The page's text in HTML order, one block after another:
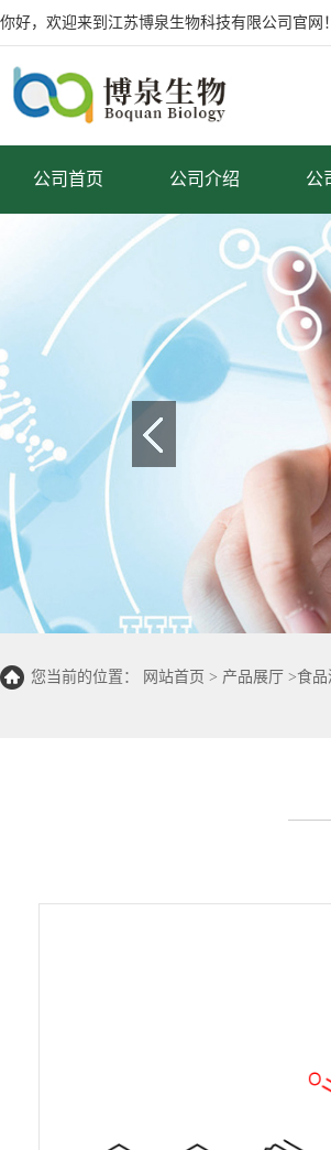
你好，欢迎来到江苏博泉生物科技有限公司官网！
公司首页 公司介绍 公
您当前的位置： 网站首页 > 产品展厅 >食品